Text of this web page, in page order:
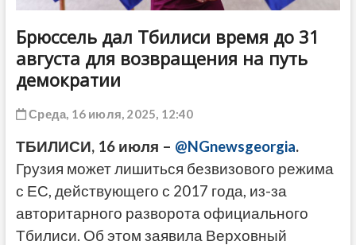
Брюссель дал Тбилиси время до 31
августа для возвращения на путь
демократии
Среда, 16 июля, 2025, 12:40
ТБИЛИСИ, 16 июля – @NGnewsgeorgia.
Грузия может лишиться безвизового режима
с ЕС, действующего с 2017 года, из-за
авторитарного разворота официального
Тбилиси. Об этом заявила Верховный